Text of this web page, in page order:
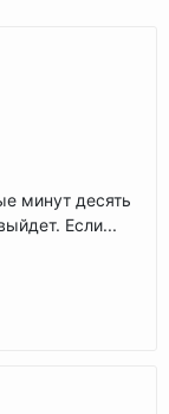
минут десять
Если...